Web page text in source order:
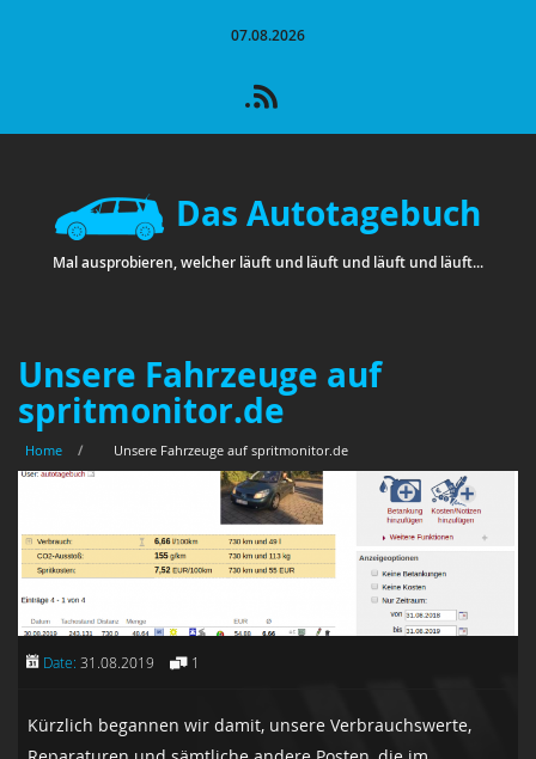
07.08.2026
Das Autotagebuch
Mal ausprobieren, welcher läuft und läuft und läuft und läuft...
Unsere Fahrzeuge auf
spritmonitor.de
Home / Unsere Fahrzeuge auf spritmonitor.de
Date: 31.08.2019 1
Kürzlich begannen wir damit, unsere Verbrauchswerte,